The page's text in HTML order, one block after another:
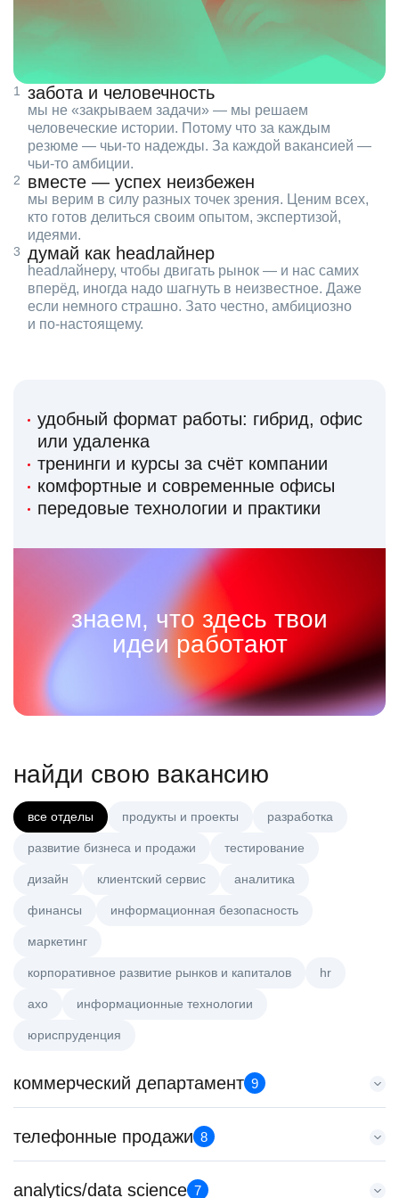
забота и человечность
мы не «закрываем задачи» — мы решаем
человеческие истории. Потому что за каждым
резюме — чьи‑то надежды. За каждой вакансией —
чьи‑то амбиции.
вместе — успех неизбежен
мы верим в силу разных точек зрения. Ценим всех,
кто готов делиться своим опытом, экспертизой,
идеями.
думай как headлайнер
headлайнеру, чтобы двигать рынок — и нас самих
вперёд, иногда надо шагнуть в неизвестное. Даже
если немного страшно. Зато честно, амбициозно
и по‑настоящему.
удобный формат работы: гибрид, офис
или удаленка
тренинги и курсы за счёт компании
комфортные и современные офисы
передовые технологии и практики
знаем, что здесь твои
идеи работают
найди свою вакансию
все отделы продукты и проекты разработка
развитие бизнеса и продажи тестирование
дизайн клиентский сервис аналитика
финансы информационная безопасность
маркетинг
корпоративное развитие рынков и капиталов hr
axo информационные технологии
юриспруденция
коммерческий департамент 9
Key Account Manager (EdTech)
HeadHunter::Коммерческий департамент
150000 ₽
телефонные продажи 8
Менеджер по продажам B2B
analytics/data science 7